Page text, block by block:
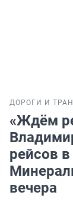
ДОРОГИ И
«Ждём
рейсов
вечера